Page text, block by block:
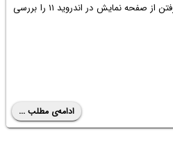
در ادامه‌ی مطلب ۵ روش عکس گرفتن از صفحه نمایش در اندروید ۱۱ را بررسی
ادامه‌ی مطلب ...